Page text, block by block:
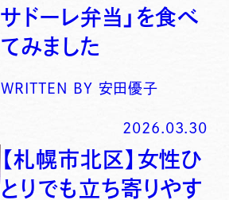
サドーレ弁当」を食べ
てみました
WRITTEN BY 安田優子
2026.03.30
【札幌市北区】女性ひ
とりでも立ち寄りやす